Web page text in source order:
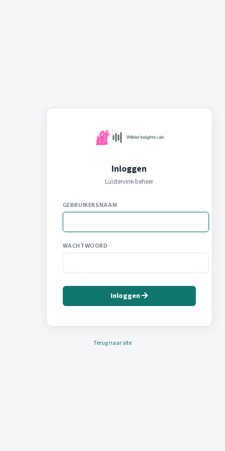
Inloggen
Luistervink-beheer
GEBRUIKERSNAAM
WACHTWOORD
Inloggen
Terug naar site